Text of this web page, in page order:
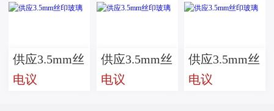
供应3.5mm丝
印玻璃
电议
供应3.5mm丝
印玻璃
电议
供应3.5mm丝
印玻璃
电议